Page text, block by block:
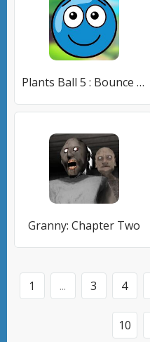
Plants Ball 5 : Bounce Ball Adventure Game
Granny: Chapter Two
1 ... 3 4
10